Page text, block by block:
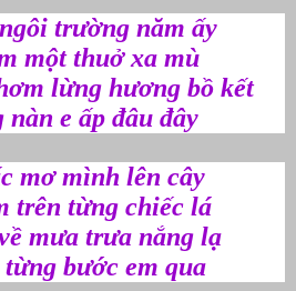
trường năm ấy
một thuở xa mù
lừng hương bồ kết
nàn e ấp đâu đây
mơ mình lên cây
trên từng chiếc lá
mưa trưa nắng lạ
bước em qua